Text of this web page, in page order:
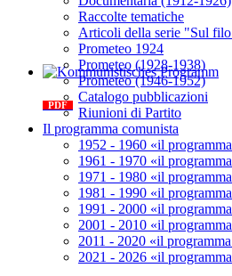
Kommunistisches Programm
PDF n°10 - 2026
Raccolte tematiche
Articoli della serie "Sul
Prometeo 1924
Prometeo (1928-1938)
Prometeo (1946-1952)
Catalogo pubblicazioni
Riunioni di Partito
Il programma comunista
1952 - 1960 «il
1961 - 1970 «il
1971 - 1980 «il
1981 - 1990 «il
1991 - 2000 «il
2001 - 2010 «il
2011 - 2020 «il
2021 - 2026 «il